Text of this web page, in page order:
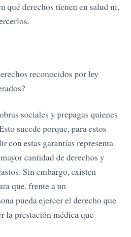
qué derechos tienen en salud ni,
reconocidos por ley
sociales y prepagas quienes
sucede porque, para estos
con estas garantías representa
cantidad de derechos y
Sin embargo, existen
que, frente a un
pueda ejercer el derecho que
la prestación médica que